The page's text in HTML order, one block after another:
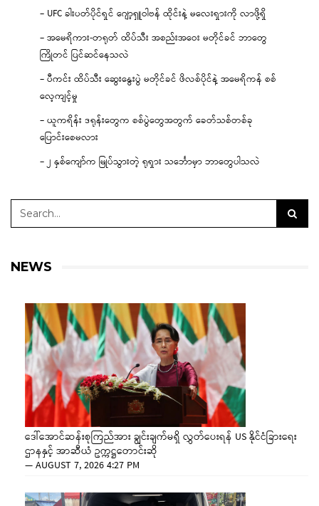
– UFC ခါးပတ်ပိုင်ရှင် ဂျော့ရှူဝါဗန် ထိုင်းနဲ့ မလေးရှားကို လာဖို့ရှိ
– အမေရိကား-တရုတ် ထိပ်သီး အစည်းအဝေး မတိုင်ခင် ဘာတွေ
ကြိုတင် ပြင်ဆင်နေသလဲ
– ပီကင်း ထိပ်သီး ဆွေးနွေးပွဲ မတိုင်ခင် ဖိလစ်ပိုင်နဲ့ အမေရိကန် စစ်
လေ့ကျင့်မှု
– ယူကရိန်း ဒရုန်းတွေက စစ်ပွဲတွေအတွက် ခေတ်သစ်တစ်ခု
ပြောင်းစေမလား
– ၂ နှစ်ကျော်က မြုပ်သွားတဲ့ ရုရှား သင်္ဘောမှာ ဘာတွေပါသလဲ
NEWS
ဒေါ်အောင်ဆန်းစုကြည်အား ချွင်းချက်မရှိ လွှတ်ပေးရန် US နိုင်ငံခြားရေး
ဌာနနှင့် အာဆီယံ ဥက္ကဋ္ဌတောင်းဆို
—AUGUST 7, 2026 4:27 PM